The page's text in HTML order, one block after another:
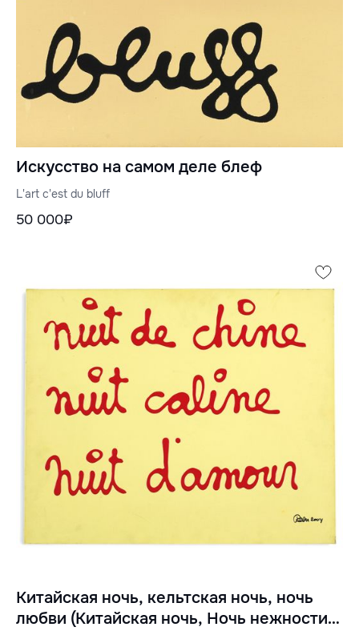
Искусство на самом деле блеф
L'art c'est du bluff
50 000₽
Китайская ночь, кельтская ночь, ночь
любви (Китайская ночь, Ночь нежности,